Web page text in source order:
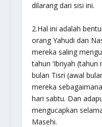
dilarang dari sisi ini.
2.Hal ini adalah
orang Yahudi dan
mereka saling
tahun ‘Ibriyah
bulan Tisri (awal
mereka
hari sabtu. Dan
mengucapkan
Masehi.